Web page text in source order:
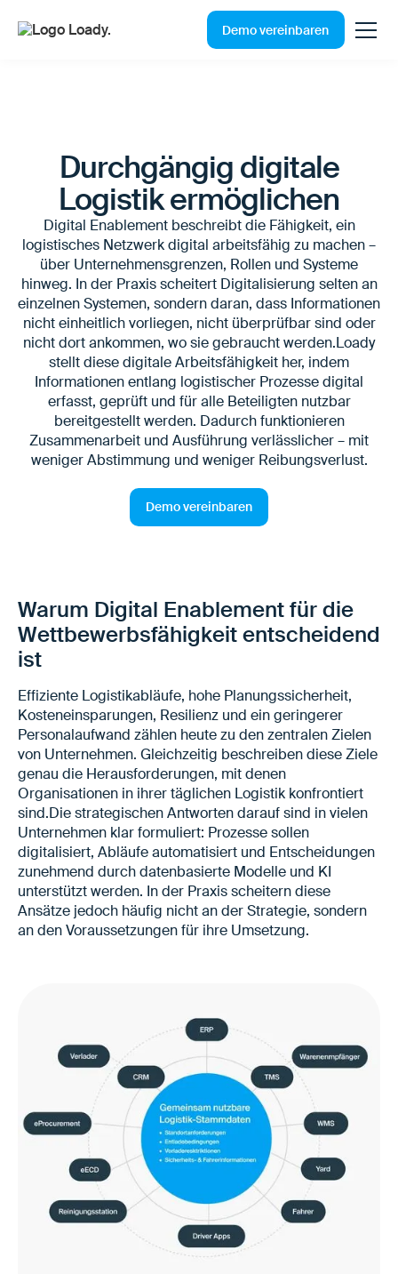
Demo vereinbaren
Durchgängig digitale
Logistik ermöglichen
Digital Enablement beschreibt die Fähigkeit, ein
logistisches Netzwerk digital arbeitsfähig zu machen –
über Unternehmensgrenzen, Rollen und Systeme
hinweg. In der Praxis scheitert Digitalisierung selten an
einzelnen Systemen, sondern daran, dass Informationen
nicht einheitlich vorliegen, nicht überprüfbar sind oder
nicht dort ankommen, wo sie gebraucht werden.Loady
stellt diese digitale Arbeitsfähigkeit her, indem
Informationen entlang logistischer Prozesse digital
erfasst, geprüft und für alle Beteiligten nutzbar
bereitgestellt werden. Dadurch funktionieren
Zusammenarbeit und Ausführung verlässlicher – mit
weniger Abstimmung und weniger Reibungsverlust.
Demo vereinbaren
Warum Digital Enablement für die
Wettbewerbsfähigkeit entscheidend
ist
Effiziente Logistikabläufe, hohe Planungssicherheit,
Kosteneinsparungen, Resilienz und ein geringerer
Personalaufwand zählen heute zu den zentralen Zielen
von Unternehmen. Gleichzeitig beschreiben diese Ziele
genau die Herausforderungen, mit denen
Organisationen in ihrer täglichen Logistik konfrontiert
sind.Die strategischen Antworten darauf sind in vielen
Unternehmen klar formuliert: Prozesse sollen
digitalisiert, Abläufe automatisiert und Entscheidungen
zunehmend durch datenbasierte Modelle und KI
unterstützt werden. In der Praxis scheitern diese
Ansätze jedoch häufig nicht an der Strategie, sondern
an den Voraussetzungen für ihre Umsetzung.